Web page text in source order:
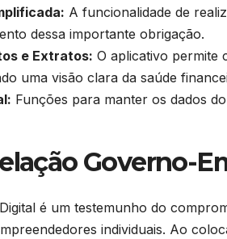
A funcionalidade de
dessa importante obrigação.
e Extratos: O aplicativo permite
uma visão clara da saúde
Funções para manter os dados
Governo-
é um testemunho do
individuais. Ao